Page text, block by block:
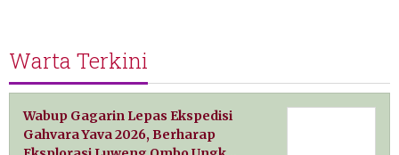
Warta Terkini
Wabup Gagarin Lepas Ekspedisi
Gahvara Yava 2026, Berharap